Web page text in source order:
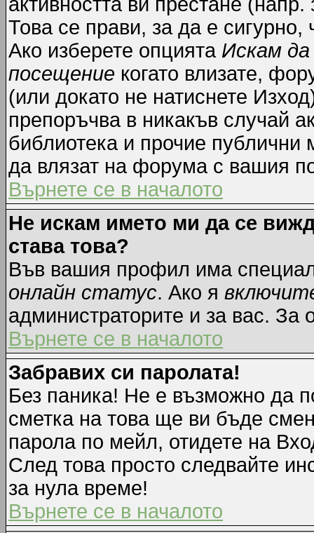
Това се прави, за да е
Ако изберете опцията Искам
посещение когато влизате,
(или докато не натиснете
препоръчва в никакъв случай
библиотека и прочие публични
да влязат на форума с вашия
Върнете се в началото
Не искам името ми да се
става това?
Във вашия профил има
онлайн статус. Ако я
администраторите и за вас. За
Върнете се в началото
Забравих си паролата!
Без паника! Не е възможно да
сметка на това ще ви бъде
парола по мейл, отидете на
След това просто следвайте
за нула време!
Върнете се в началото